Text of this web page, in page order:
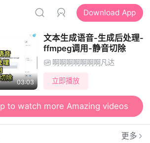
Download App
03:03
文本生成语音-生成后处理-
ffmpeg调用-静音切除
啊啊啊啊啊啊啊凡达
立即播放
to watch more Amazing videos
更多